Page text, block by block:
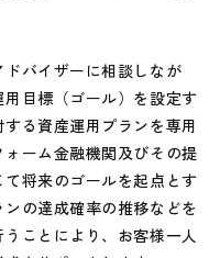
バイザーに相談しなが
目標（ゴール）を設定す
る資産運用プランを専用
ーム金融機関及びその提
将来のゴールを起点とす
の達成確率の推移などを
ことにより、お客様一人